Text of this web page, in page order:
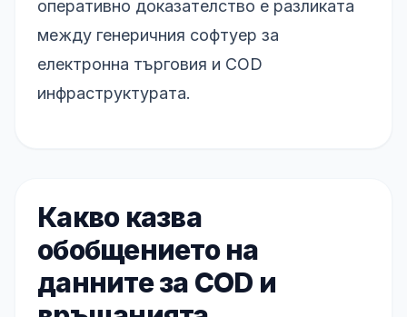
оперативно доказателство е разликата
между генеричния софтуер за
електронна търговия и COD
инфраструктурата.
Какво казва
обобщението на
данните за COD и